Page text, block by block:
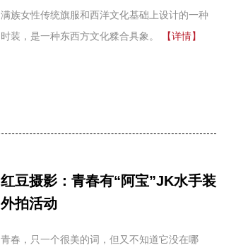
9/410
寻梦老人
9/570
2023-12-29
9/534
2025-11-07
满族女性传统旗服和西洋文化基础上设计的一种
时装，是一种东西方文化糅合具象。
【详情】
红豆摄影：青春有“阿宝”JK水手装
外拍活动
青春，只一个很美的词，但又不知道它没在哪